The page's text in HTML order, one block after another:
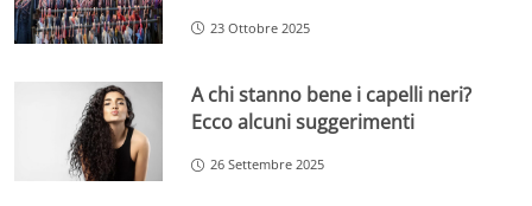
23 Ottobre 2025
A chi stanno bene i capelli neri?
Ecco alcuni suggerimenti
26 Settembre 2025